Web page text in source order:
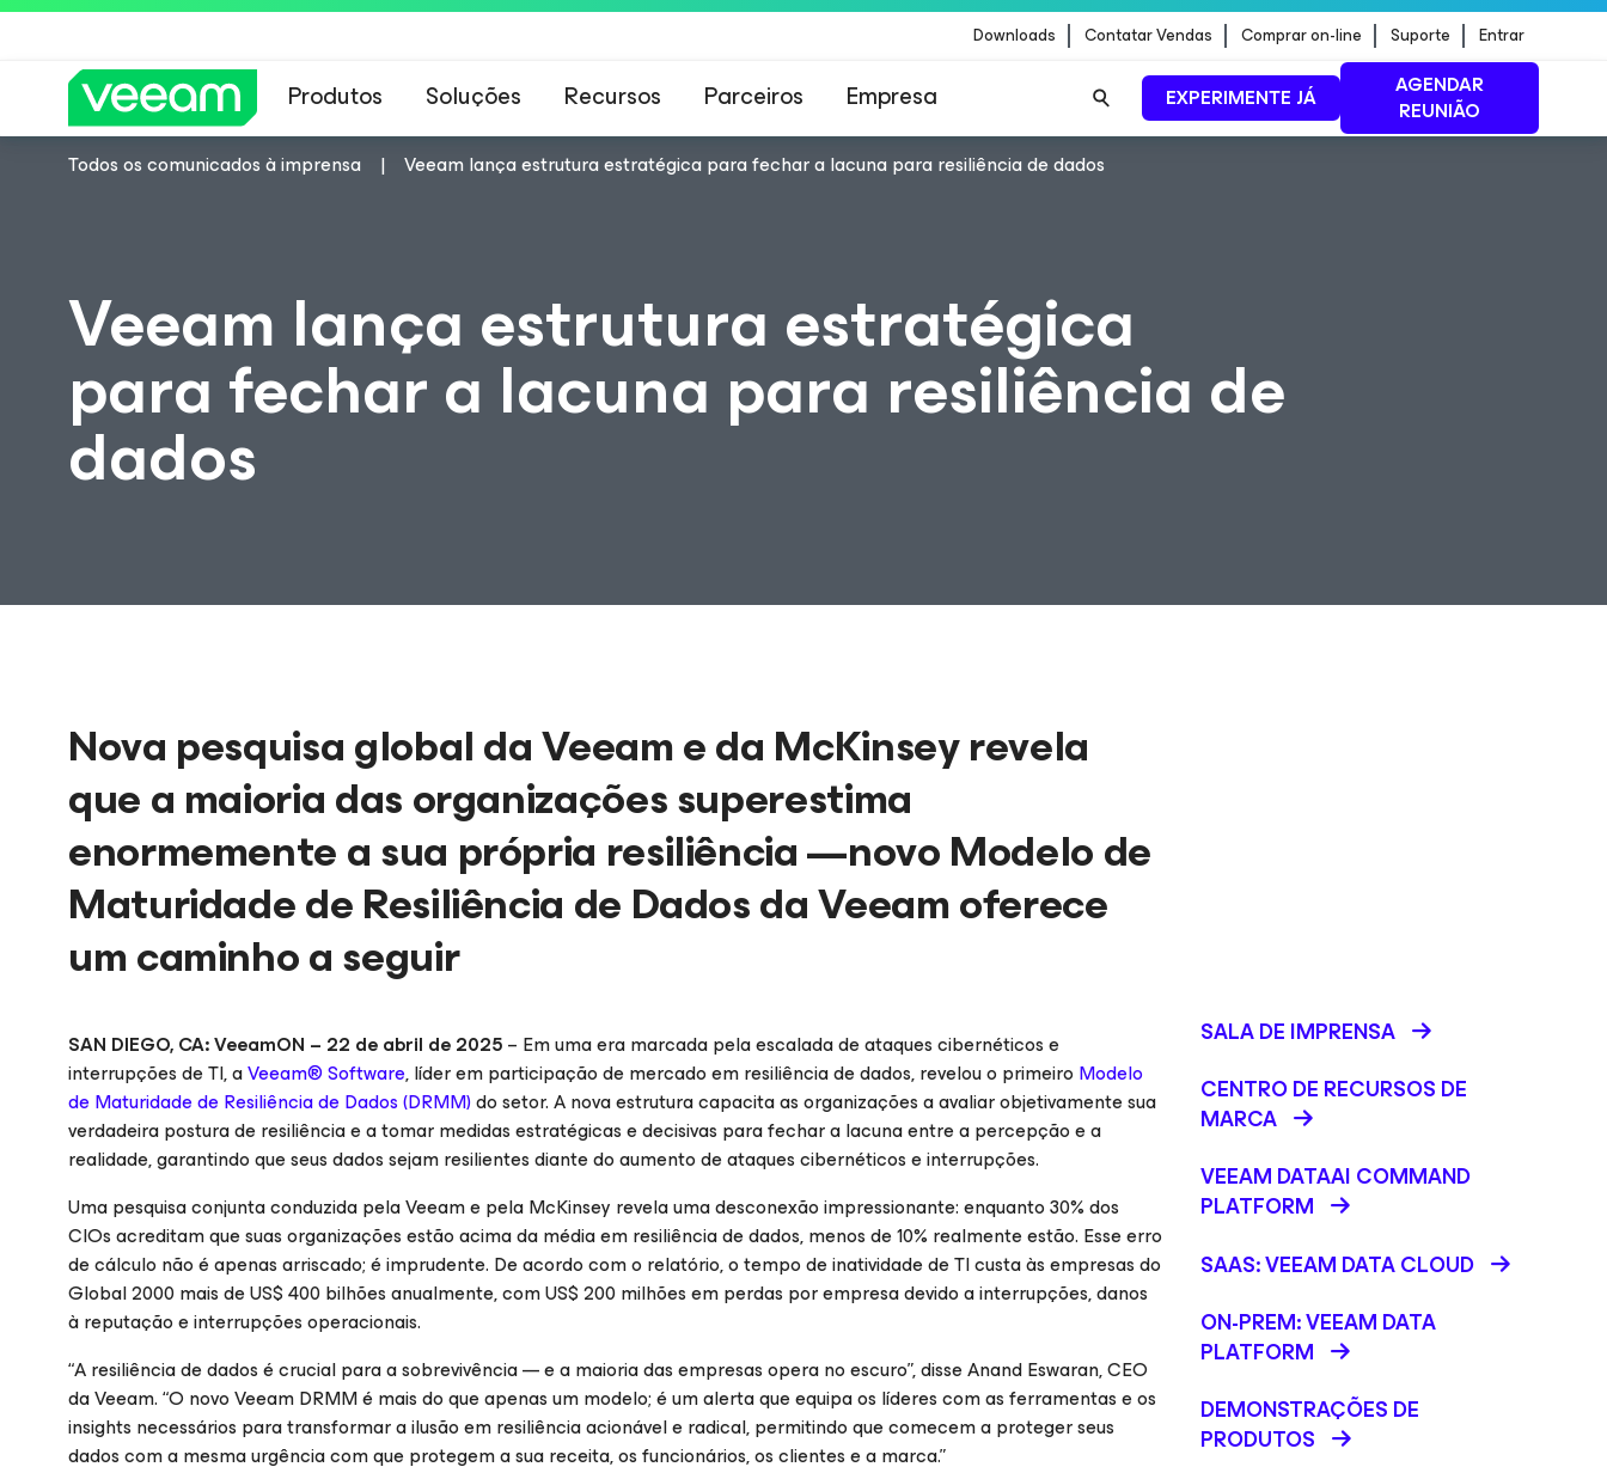
Downloads Contatar Vendas Comprar on-line Suporte Entrar
Produtos Soluções Recursos Parceiros Empresa EXPERIMENTE JÁ
AGENDAR
REUNIÃO
Todos os comunicados à imprensa Veeam lança estrutura estratégica para fechar a lacuna para resiliência de dados
Veeam lança estrutura estratégica
para fechar a lacuna para resiliência de
dados
Nova pesquisa global da Veeam e da McKinsey revela
que a maioria das organizações superestima
enormemente a sua própria resiliência —novo Modelo de
Maturidade de Resiliência de Dados da Veeam oferece
um caminho a seguir
SAN DIEGO, CA: VeeamON – 22 de abril de 2025– Em uma era marcada pela escalada de ataques cibernéticos e
interrupções de TI, aVeeam® Software, líder em participação de mercado em resiliência de dados, revelou o primeiro Modelo
de Maturidade de Resiliência de Dados (DRMM)do setor. A nova estrutura capacita as organizações a avaliar objetivamente sua
verdadeira postura de resiliência e a tomar medidas estratégicas e decisivas para fechar a lacuna entre a percepção e a
realidade, garantindo que seus dados sejam resilientes diante do aumento de ataques cibernéticos e interrupções.
Uma pesquisa conjunta conduzida pela Veeam e pela McKinsey revela uma desconexão impressionante: enquanto 30% dos
CIOs acreditam que suas organizações estão acima da média em resiliência de dados, menos de 10% realmente estão. Esse erro
de cálculo não é apenas arriscado; é imprudente. De acordo com o relatório, o tempo de inatividade de TI custa às empresas do
Global 2000 mais de US$ 400 bilhões anualmente, com US$ 200 milhões em perdas por empresa devido a interrupções, danos
à reputação e interrupções operacionais.
“A resiliência de dados é crucial para a sobrevivência — e a maioria das empresas opera no escuro”, disse Anand Eswaran, CEO
da Veeam. “O novo Veeam DRMM é mais do que apenas um modelo; é um alerta que equipa os líderes com as ferramentas e os
insights necessários para transformar a ilusão em resiliência acionável e radical, permitindo que comecem a proteger seus
dados com a mesma urgência com que protegem a sua receita, os funcionários, os clientes e a marca.”
SALA DE IMPRENSA
CENTRO DE RECURSOS DE
MARCA
VEEAM DATAAI COMMAND
PLATFORM
SAAS: VEEAM DATA CLOUD
ON-PREM: VEEAM DATA
PLATFORM
DEMONSTRAÇÕES DE
PRODUTOS